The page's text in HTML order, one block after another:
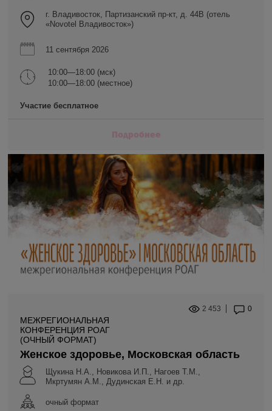
г. Владивосток, Партизанский пр-кт, д. 44В (отель
«Novotel Владивосток»)
11 сентября 2026
10:00—18:00 (мск)
10:00—18:00 (местное)
Участие бесплатное
Подробнее
2 453 0
МЕЖРЕГИОНАЛЬНАЯ
КОНФЕРЕНЦИЯ РОАГ
(ОЧНЫЙ ФОРМАТ)
Женское здоровье, Московская область
Щукина Н.А., Новикова И.П., Нагоев Т.М.,
Мкртумян А.М., Дудинская Е.Н. и др.
очный формат